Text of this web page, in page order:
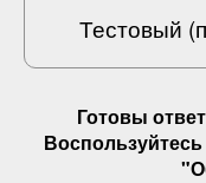
Тестовый
Готовы
"